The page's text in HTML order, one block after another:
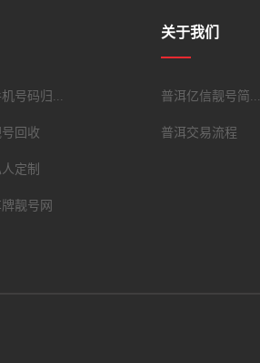
号码归...
回收
定制
靓号网
关于我们
普洱亿信靓号简...
普洱交易流程